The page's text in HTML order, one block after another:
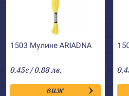
1503 Мулине АRIADNA
0.45€ / 0.88 лв.
виж